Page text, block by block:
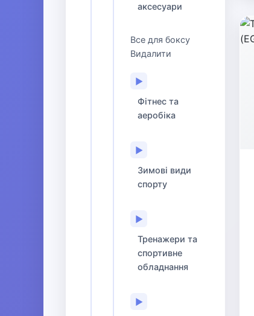
аксесуари
Все для боксу
Видалити
▶
Фітнес та
аеробіка
▶
Зимові види
спорту
▶
Тренажери та
спортивне
обладнання
▶